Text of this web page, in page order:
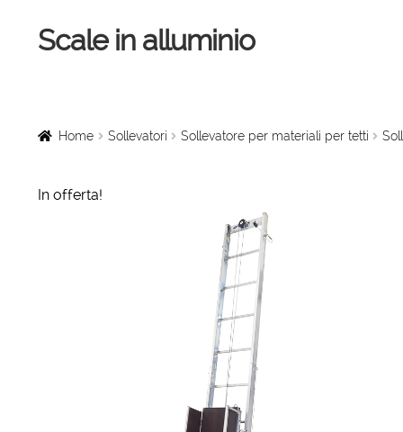
Vai
alla
Vai
al
Scale in alluminio
Scale a chiocciola
Home Sollevatori Sollevatore per materiali per tetti
In offerta!